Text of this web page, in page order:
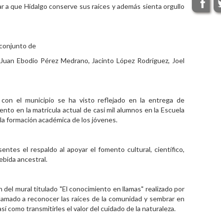
que Hidalgo conserve sus raíces y además sienta orgullo
de
Ebodio Pérez Medrano, Jacinto López Rodríguez, Joel
el municipio se ha visto reflejado en la entrega de
en la matrícula actual de casi mil alumnos en la Escuela
formación académica de los jóvenes.
el respaldo al apoyar el fomento cultural, científico,
ancestral.
mural titulado "El conocimiento en llamas" realizado por
a reconocer las raíces de la comunidad y sembrar en
como transmitirles el valor del cuidado de la naturaleza.